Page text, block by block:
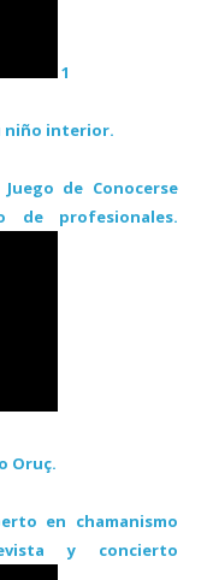
1
niño interior.
de Conocerse
profesionales.
Oruç.
en chamanismo
y concierto